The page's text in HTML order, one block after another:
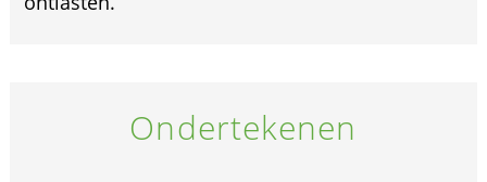
Ondertekenen